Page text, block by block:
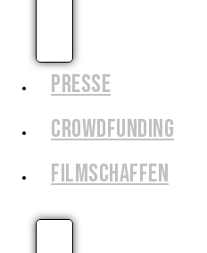
PRESSE
CROWDFUNDING
FILMSCHAFFEN